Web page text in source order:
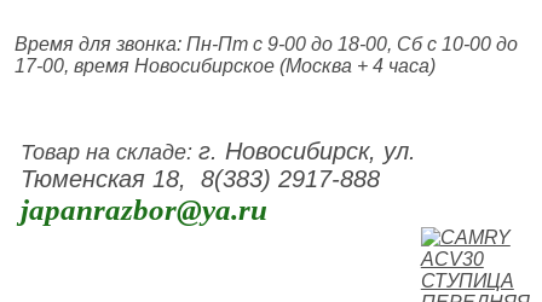
Время для звонка: Пн-Пт с 9-00 до 18-00, Сб с 10-00 до
17-00, время Новосибирское (Москва + 4 часа)
Товар на складе:г. Новосибирск, ул.
Тюменская 18, 8(383) 2917-888
japanrazbor@ya.ru